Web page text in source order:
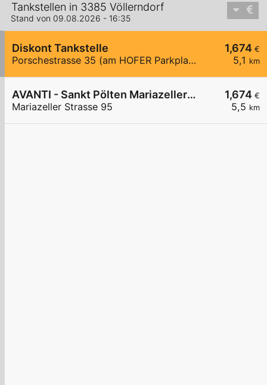
Tankstellen in 3385 Völlerndorf
Stand von 09.08.2026 - 16:35
1,674 €
5,1 km
Diskont Tankstelle
Porschestrasse 35 (am HOFER Parkplatz)
1,674 €
5,5 km
AVANTI - Sankt Pölten Mariazeller Straße 95
Mariazeller Strasse 95